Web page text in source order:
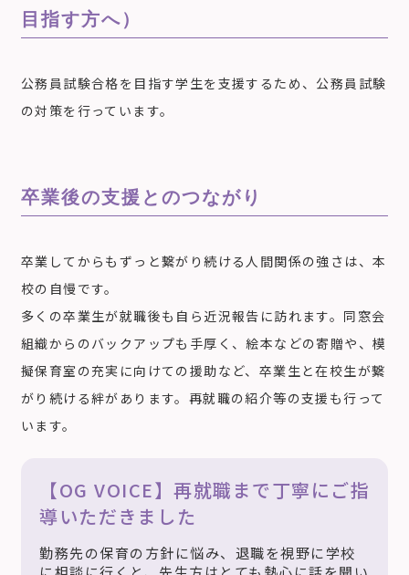
目指す方へ）
公務員試験合格を目指す学生を支援するため、公務員試験
の対策を行っています。
卒業後の支援とのつながり
卒業してからもずっと繋がり続ける人間関係の強さは、本
校の自慢です。
多くの卒業生が就職後も自ら近況報告に訪れます。同窓会
組織からのバックアップも手厚く、絵本などの寄贈や、模
擬保育室の充実に向けての援助など、卒業生と在校生が繋
がり続ける絆があります。再就職の紹介等の支援も行って
います。
【OG VOICE】再就職まで丁寧にご指
導いただきました
勤務先の保育の方針に悩み、退職を視野に学校